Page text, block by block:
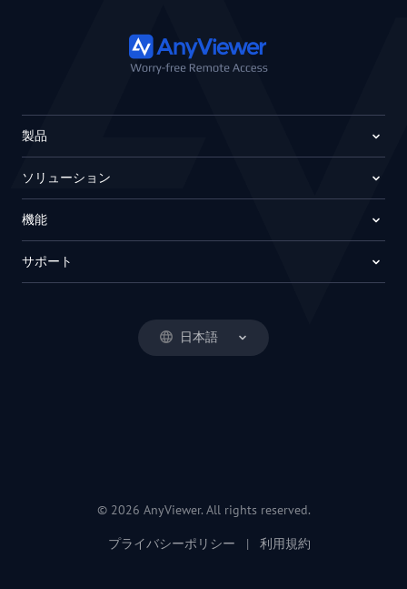
日本語
製品
ソリューション
機能
サポート
© 2026 AnyViewer. All rights reserved.
プライバシーポリシー | 利用規約